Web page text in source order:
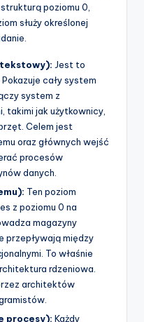
poziomu 0,
służy określonej
Jest to
cały system
system z
takimi jak użytkownicy,
Celem jest
oraz głównych wejść
procesów
danych.
Ten poziom
z poziomu 0 na
magazyny
przepływają między
To właśnie
rdzeniowa.
architektów
procesy): Każdy